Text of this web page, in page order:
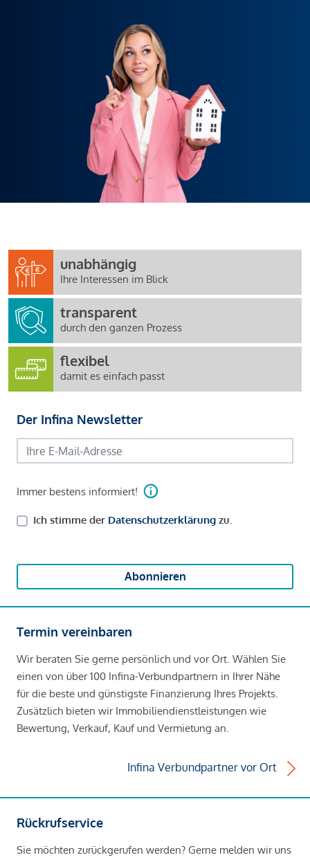
unabhängig
Ihre Interessen im Blick
transparent
durch den ganzen Prozess
flexibel
damit es einfach passt
Der Infina Newsletter
Immer bestens informiert!
Ich stimme der Datenschutzerklärung zu.
Abonnieren
Termin vereinbaren
Wir beraten Sie gerne persönlich und vor Ort. Wählen Sie
einen von über 100 Infina-Verbundpartnern in Ihrer Nähe
für die beste und günstigste Finanzierung Ihres Projekts.
Zusätzlich bieten wir Immobiliendienstleistungen wie
Bewertung, Verkauf, Kauf und Vermietung an.
Infina Verbundpartner vor Ort
Rückrufservice
Sie möchten zurückgerufen werden? Gerne melden wir uns